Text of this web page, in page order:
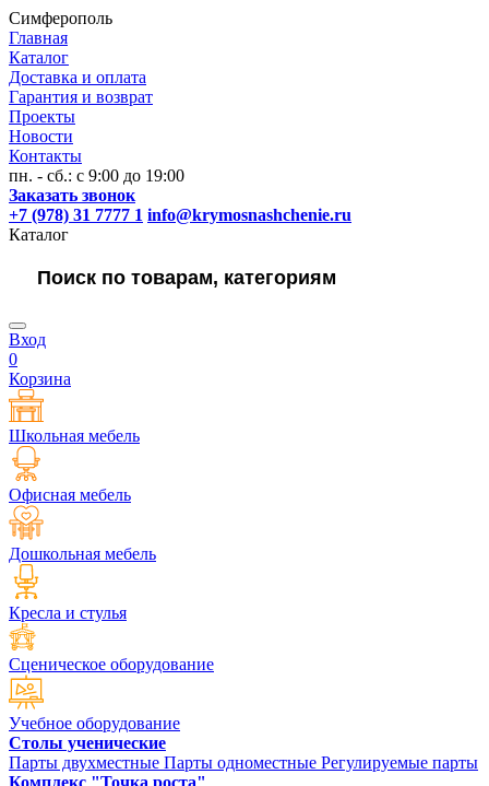
Симферополь
Главная
Каталог
Доставка и оплата
Гарантия и возврат
Проекты
Новости
Контакты
пн. - сб.: с 9:00 до 19:00
Заказать звонок
+7 (978) 31 7777 1 info@krymosnashchenie.ru
Каталог
Вход
0
Корзина
Школьная мебель
Офисная мебель
Дошкольная мебель
Кресла и стулья
Сценическое оборудование
Учебное оборудование
Столы ученические
Парты двухместные Парты одноместные Регулируемые парты
Комплекс "Точка роста"